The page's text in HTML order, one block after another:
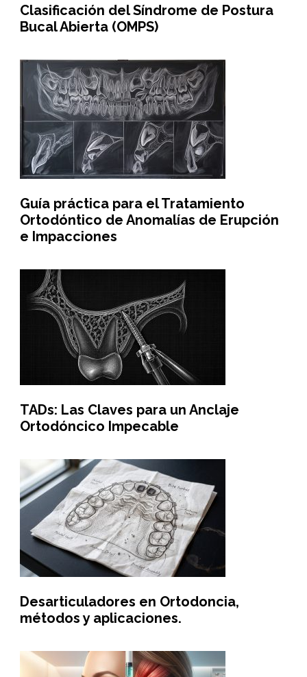
Clasificación del Síndrome de Postura
Bucal Abierta (OMPS)
Guía práctica para el Tratamiento
Ortodóntico de Anomalías de Erupción
e Impacciones
TADs: Las Claves para un Anclaje
Ortodóncico Impecable
Desarticuladores en Ortodoncia,
métodos y aplicaciones.